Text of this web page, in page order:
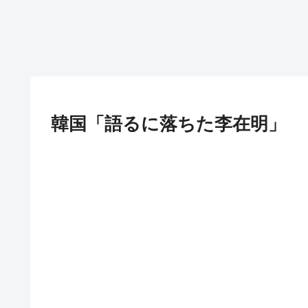
韓国「語るに落ちた李在明」